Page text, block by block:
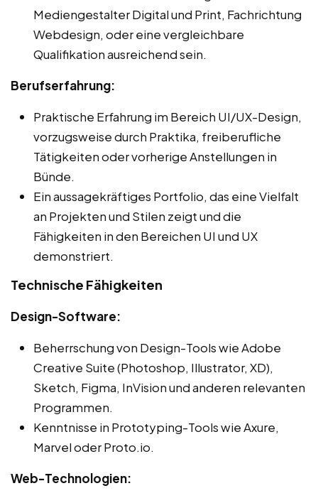
Mediengestalter Digital und Print, Fachrichtung
Webdesign, oder eine vergleichbare
Qualifikation ausreichend sein.
Berufserfahrung:
Praktische Erfahrung im Bereich UI/UX-Design,
vorzugsweise durch Praktika, freiberufliche
Tätigkeiten oder vorherige Anstellungen in
Bünde.
Ein aussagekräftiges Portfolio, das eine Vielfalt
an Projekten und Stilen zeigt und die
Fähigkeiten in den Bereichen UI und UX
demonstriert.
Technische Fähigkeiten
Design-Software:
Beherrschung von Design-Tools wie Adobe
Creative Suite (Photoshop, Illustrator, XD),
Sketch, Figma, InVision und anderen relevanten
Programmen.
Kenntnisse in Prototyping-Tools wie Axure,
Marvel oder Proto.io.
Web-Technologien: